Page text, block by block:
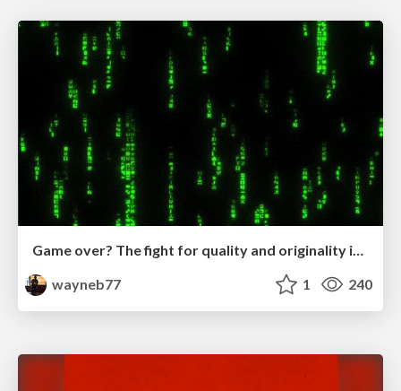
Game over? The fight for quality and originality in the time of robots
wayneb77
1 240